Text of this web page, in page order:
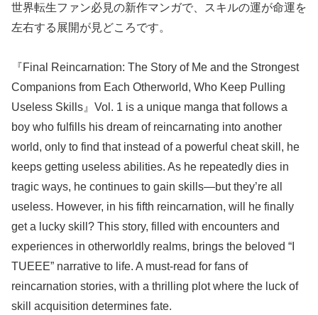
世界転生ファン必見の新作マンガで、スキルの運が命運を
左右する展開が見どころです。
『Final Reincarnation: The Story of Me and the Strongest
Companions from Each Otherworld, Who Keep Pulling
Useless Skills』Vol. 1 is a unique manga that follows a
boy who fulfills his dream of reincarnating into another
world, only to find that instead of a powerful cheat skill, he
keeps getting useless abilities. As he repeatedly dies in
tragic ways, he continues to gain skills—but they’re all
useless. However, in his fifth reincarnation, will he finally
get a lucky skill? This story, filled with encounters and
experiences in otherworldly realms, brings the beloved “I
TUEEE” narrative to life. A must-read for fans of
reincarnation stories, with a thrilling plot where the luck of
skill acquisition determines fate.